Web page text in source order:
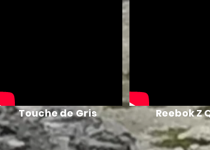
Touche de Gris Reebok Z